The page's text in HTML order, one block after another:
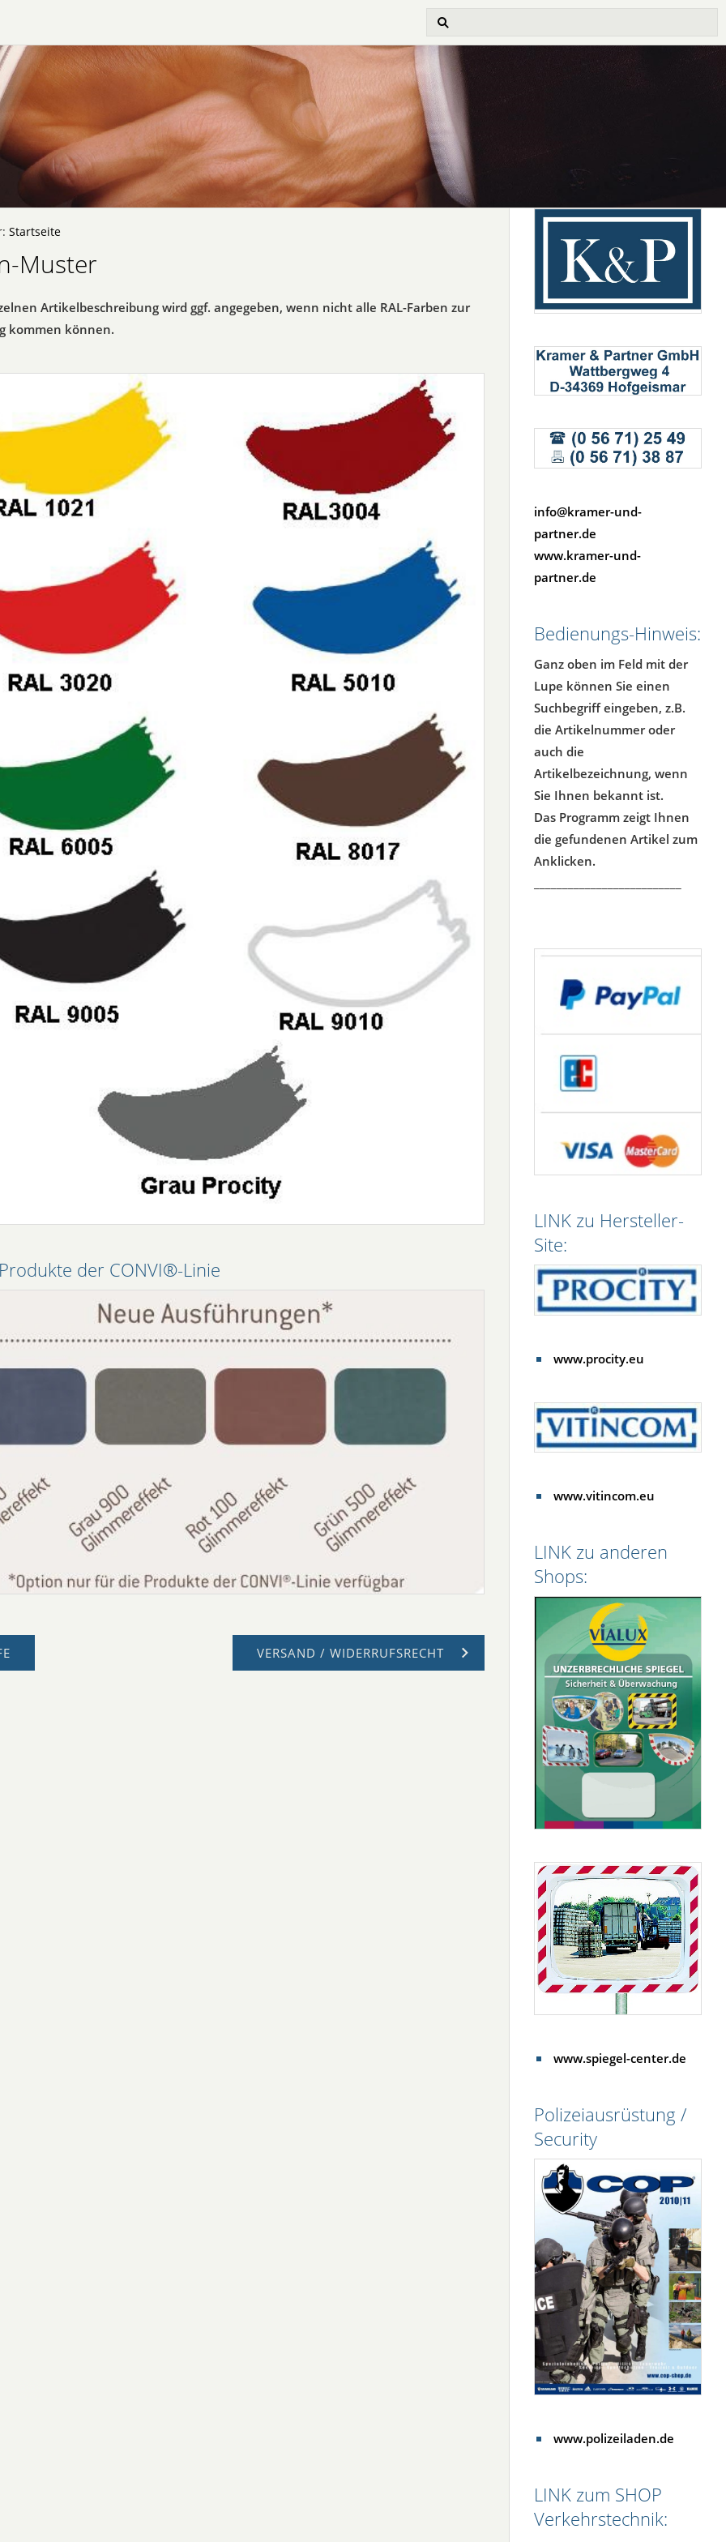
Startseite
Muster
Artikelbeschreibung wird ggf. angegeben, wenn nicht alle RAL-Farben zur
kommen können.
der CONVI®-Linie
VERSAND / WIDERRUFSRECHT
info@kramer-und-
partner.de
www.kramer-und-
partner.de
Bedienungs-Hinweis:
Ganz oben im Feld mit der
Lupe können Sie einen
Suchbegriff eingeben, z.B.
die Artikelnummer oder
auch die
Artikelbezeichnung, wenn
Sie Ihnen bekannt ist.
Das Programm zeigt Ihnen
die gefundenen Artikel zum
Anklicken.
LINK zu Hersteller-
Site:
www.procity.eu
www.vitincom.eu
LINK zu anderen
Shops:
www.spiegel-center.de
Polizeiausrüstung /
Security
www.polizeiladen.de
LINK zum SHOP
Verkehrstechnik: